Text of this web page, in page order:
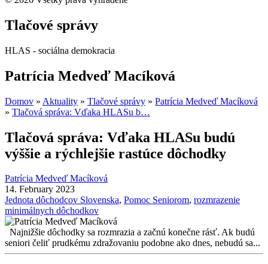
Tlačové správy
HLAS - sociálna demokracia
Patrícia Medveď Macíková
Domov » Aktuality » Tlačové správy » Patrícia Medveď Macíková
» Tlačová správa: Vďaka HLASu b…
Tlačová správa: Vďaka HLASu budú
výššie a rýchlejšie rastúce dôchodky
Patrícia Medveď Macíková
14. February 2023
Jednota dôchodcov Slovenska, Pomoc Seniorom, rozmrazenie
minimálnych dôchodkov
Najnižšie dôchodky sa rozmrazia a začnú konečne rásť. Ak budú
seniori čeliť prudkému zdražovaniu podobne ako dnes, nebudú sa...